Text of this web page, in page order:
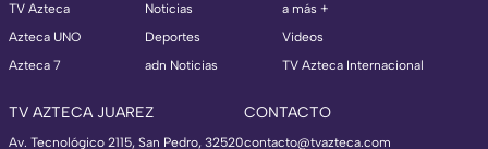
TV Azteca
Azteca UNO
Azteca 7
Noticias
Deportes
adn Noticias
a más +
Videos
TV Azteca Internacional
TV AZTECA JUAREZ
Av. Tecnológico 2115, San Pedro, 32520
CONTACTO
contacto@tvazteca.com